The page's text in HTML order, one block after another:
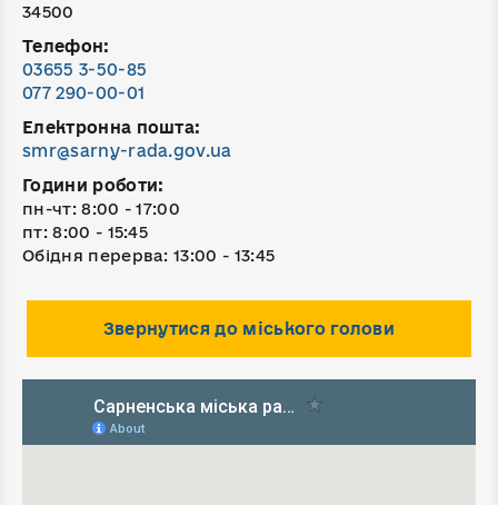
34500
Телефон:
03655 3-50-85
077 290-00-01
Електронна пошта:
smr@sarny-rada.gov.ua
Години роботи:
пн-чт: 8:00 - 17:00
пт: 8:00 - 15:45
Обідня перерва: 13:00 - 13:45
Звернутися до міського голови